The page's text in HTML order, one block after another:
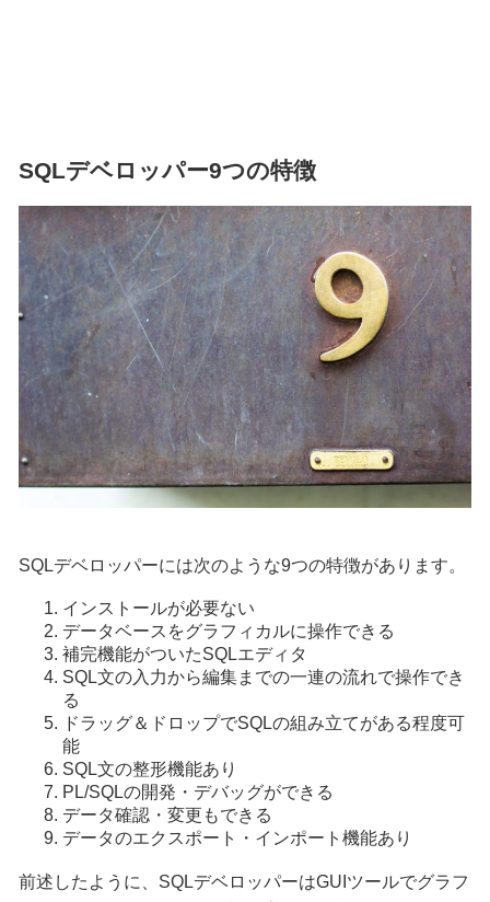
SQLデベロッパー9つの特徴
SQLデベロッパーには次のような9つの特徴があります。
インストールが必要ない
データベースをグラフィカルに操作できる
補完機能がついたSQLエディタ
SQL文の入力から編集までの一連の流れで操作でき
る
ドラッグ＆ドロップでSQLの組み立てがある程度可
能
SQL文の整形機能あり
PL/SQLの開発・デバッグができる
データ確認・変更もできる
データのエクスポート・インポート機能あり
前述したように、SQLデベロッパーはGUIツールでグラフ